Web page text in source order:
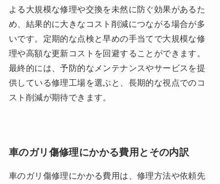
よる大規模な修理や交換を未然に防ぐ効果があるた
め、結果的に大きなコスト削減につながる場合が多
いです。定期的な点検と早めの手当てで大規模な修
理や高額な更新コストを回避することができます。
最終的には、予防的なメンテナンスやサービスを提
供している修理工場を選ぶと、長期的な視点でのコ
スト削減が期待できます。
車のガリ傷修理にかかる費用とその内訳
車のガリ傷修理にかかる費用は、修理方法や依頼先